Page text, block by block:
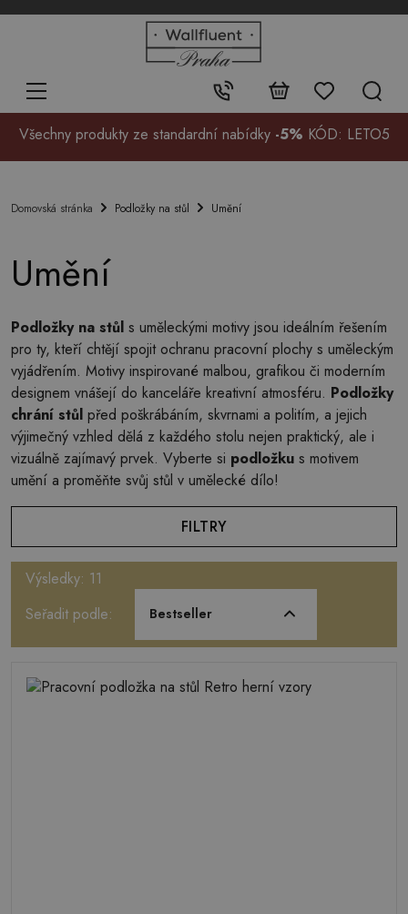
Kontakt:
+48
99
Všechny produkty ze standardní nabídky -5% KÓD: LETO5
Domovská stránka Podložky na stůl Umění
Umění
Podložky na stůl s uměleckými motivy jsou ideálním řešením
pro ty, kteří chtějí spojit ochranu pracovní plochy s uměleckým
vyjádřením. Motivy inspirované malbou, grafikou či moderním
designem vnášejí do kanceláře kreativní atmosféru. Podložky
chrání stůl před poškrábáním, skvrnami a politím, a jejich
výjimečný vzhled dělá z každého stolu nejen praktický, ale i
vizuálně zajímavý prvek. Vyberte si podložku s motivem
umění a proměňte svůj stůl v umělecké dílo!
FILTRY
Výsledky: 11
Seřadit podle:
Bestseller